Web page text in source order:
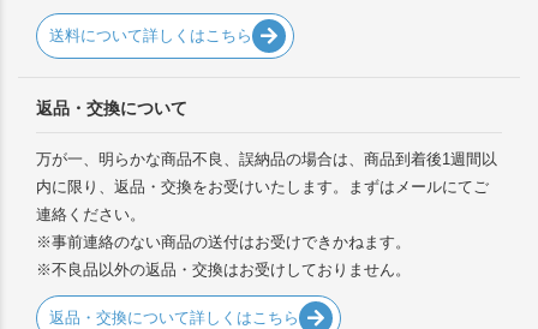
送料について詳しくはこちら
返品・交換について
万が一、明らかな商品不良、誤納品の場合は、商品到着後1週間以
内に限り、返品・交換をお受けいたします。まずはメールにてご
連絡ください。
※事前連絡のない商品の送付はお受けできかねます。
※不良品以外の返品・交換はお受けしておりません。
返品・交換について詳しくはこちら